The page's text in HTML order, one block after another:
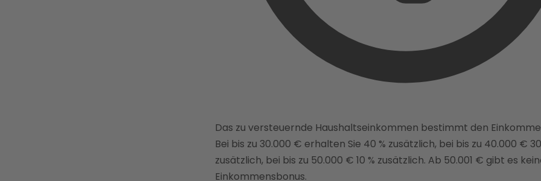
Das zu versteuernde Haushaltseinkommen bestimmt den
Bei bis zu 30.000 € erhalten Sie 40 % zusätzlich, bei bis zu 40.000 €
zusätzlich, bei bis zu 50.000 € 10 % zusätzlich. Ab 50.001 € gibt es
Einkommensbonus.